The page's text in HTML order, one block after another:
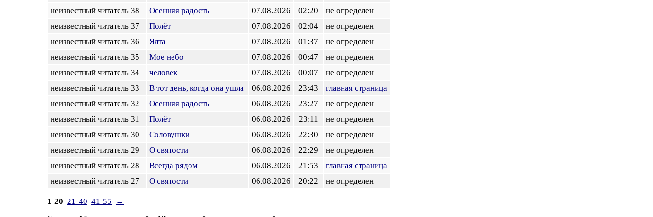
неизвестный читатель 38 Осенняя радость 07.08.2026 02:20
не определен
неизвестный читатель 37
Полёт 07.08.2026 02:04
не определен
неизвестный читатель 36
Ялта 07.08.2026 01:37
не определен
неизвестный читатель 35
Мое небо 07.08.2026 00:47
не определен
неизвестный читатель 34
человек 07.08.2026 00:07
не определен
неизвестный читатель 33
В тот день, когда она ушла 06.08.2026 23:43
главная страница
неизвестный читатель 32
Осенняя радость 06.08.2026 23:27
не определен
неизвестный читатель 31
Полёт 06.08.2026 23:11
не определен
неизвестный читатель 30
Соловушки 06.08.2026 22:30
не определен
неизвестный читатель 29
О святости 06.08.2026 22:29
не определен
неизвестный читатель 28
Всегда рядом 06.08.2026 21:53
главная страница
неизвестный читатель 27
О святости 06.08.2026 20:22 не определен
1-20 21-40 41-55
→